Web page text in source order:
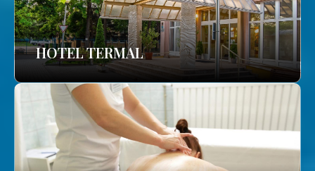
HOTEL TERMAL